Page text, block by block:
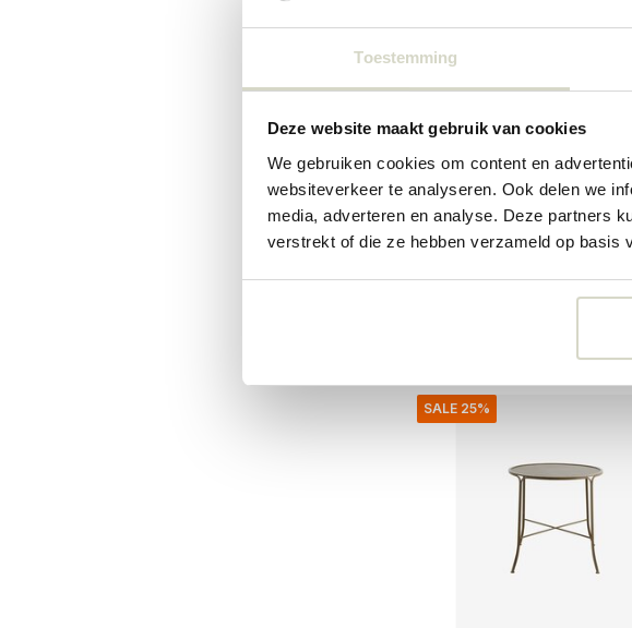
Toestemming
Deze website maakt gebruik van cookies
We gebruiken cookies om content en
websiteverkeer te analyseren. Ook delen we
media, adverteren en analyse. Deze partners
verstrekt of die ze hebben verzameld op basis
Nordal
Aras hagebord svart
€650,00
Inkl. mva
SALE 25%